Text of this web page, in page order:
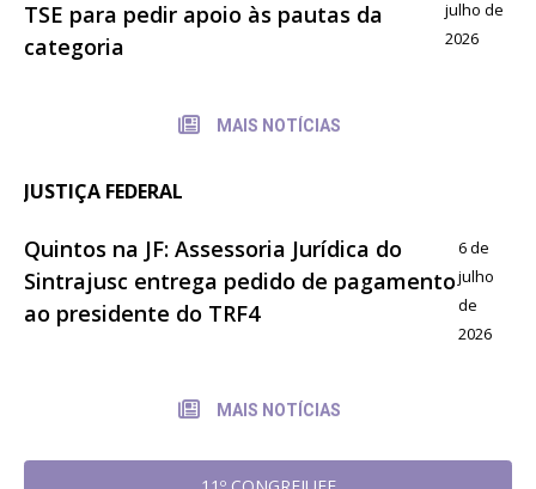
TSE para pedir apoio às pautas da
categoria
julho de
2026
MAIS NOTÍCIAS
JUSTIÇA FEDERAL
Quintos na JF: Assessoria Jurídica do
Sintrajusc entrega pedido de pagamento
ao presidente do TRF4
6 de
julho
de
2026
MAIS NOTÍCIAS